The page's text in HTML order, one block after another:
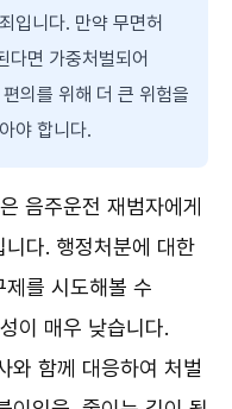
입니다. 만약 무면허
다면 가중처벌되어
의를 위해 더 큰 위험을
야 합니다.
음주운전 재범자에게
다. 행정처분에 대한
를 시도해볼 수
이 매우 낮습니다.
와 함께 대응하여 처벌